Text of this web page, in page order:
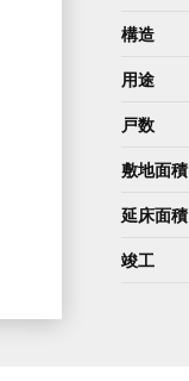
構造
用途
戸数
敷地面積
延床面積
竣工